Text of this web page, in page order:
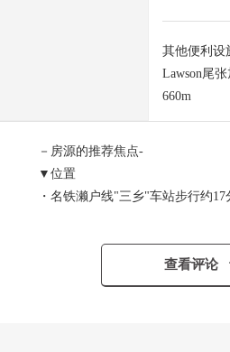
其他便利设
Lawson尾
660m
－房源的推荐焦点-
▼位置
・名铁濑户线"三乡"车站步行约17
・2001年7月築的二手的独栋住宅
查看评论